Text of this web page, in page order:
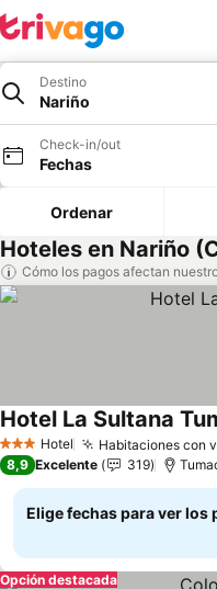
Destino
Nariño
Check-in/out
Fechas
Ordenar
Hoteles en Nariño
Cómo los pagos afectan
3 Estrellas
Hotel Habitaciones con
Hotel La Sultana
8,9 Excelente 319
Elige fechas para ver los
Opción destacada